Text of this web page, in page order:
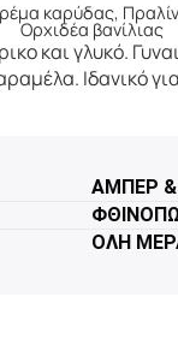
καρύδας,
Ορχιδέα βανίλιας
και γλυκό.
Ιδανικό
ΑΜΠΕΡ
ΟΛΗ